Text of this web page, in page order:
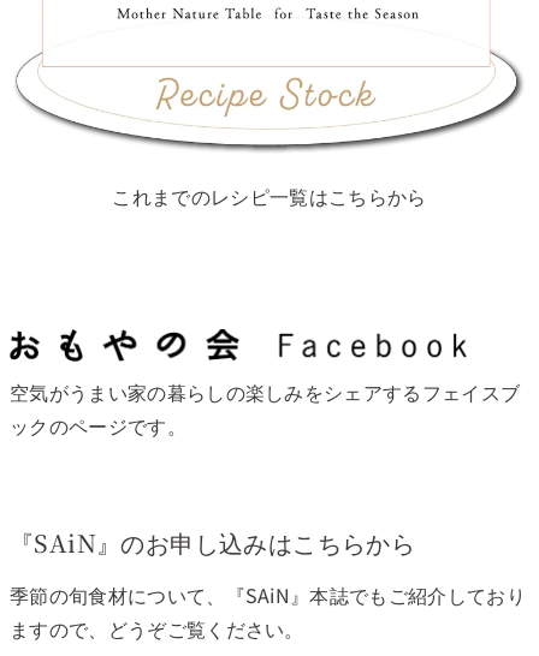
これまでのレシピ一覧はこちらから
空気がうまい家の暮らしの楽しみをシェアするフェイスブ
ックのページです。
『SAiN』のお申し込みはこちらから
季節の旬食材について、『SAiN』本誌でもご紹介しており
ますので、どうぞご覧ください。